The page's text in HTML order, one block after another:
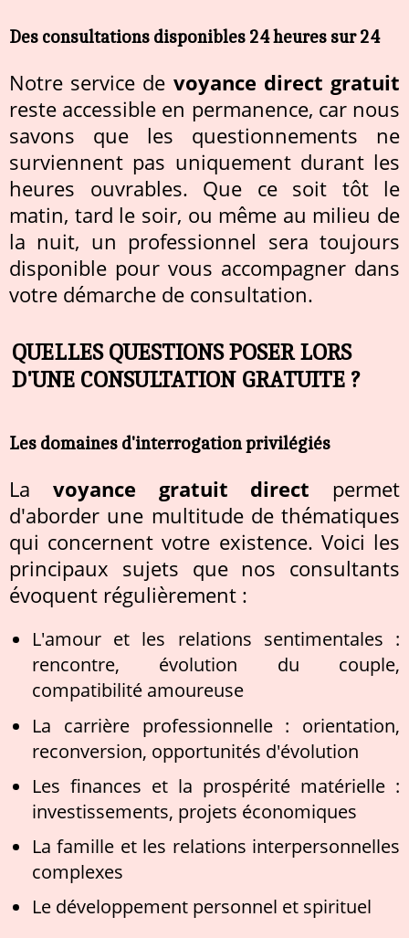
Des consultations disponibles 24 heures sur 24
Notre service de voyance direct gratuit
reste accessible en permanence, car nous
savons que les questionnements ne
surviennent pas uniquement durant les
heures ouvrables. Que ce soit tôt le
matin, tard le soir, ou même au milieu de
la nuit, un professionnel sera toujours
disponible pour vous accompagner dans
votre démarche de consultation.
QUELLES QUESTIONS POSER LORS
D'UNE CONSULTATION GRATUITE ?
Les domaines d'interrogation privilégiés
La voyance gratuit direct permet
d'aborder une multitude de thématiques
qui concernent votre existence. Voici les
principaux sujets que nos consultants
évoquent régulièrement :
L'amour et les relations sentimentales :
rencontre, évolution du couple,
compatibilité amoureuse
La carrière professionnelle : orientation,
reconversion, opportunités d'évolution
Les finances et la prospérité matérielle :
investissements, projets économiques
La famille et les relations interpersonnelles
complexes
Le développement personnel et spirituel